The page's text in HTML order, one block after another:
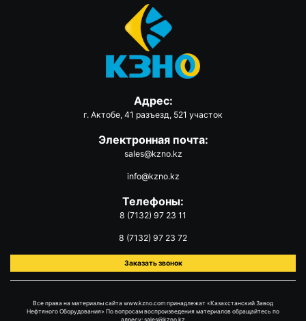
Адрес:
г. Актобе, 41 разъезд, 521 участок
Электронная почта:
sales@kzno.kz
info@kzno.kz
Телефоны:
8 (7132) 97 23 11
8 (7132) 97 23 72
Заказать звонок
Все права на материалы сайта www.kzno.com принадлежат «Казахстанский Завод
Нефтяного Оборудования» По вопросам воспроизведения материалов обращайтесь по